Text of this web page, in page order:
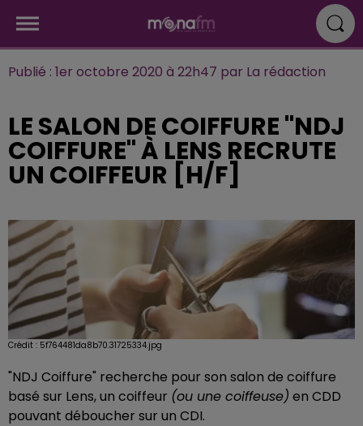
Publié : 1er octobre 2020 à 22h47 par La rédaction
LE SALON DE COIFFURE "NDJ
COIFFURE" À LENS RECRUTE
UN COIFFEUR [H/F]
Crédit : 5f764481da8b70.31725334.jpg
"NDJ Coiffure" recherche pour son salon de coiffure
basé sur Lens, un coiffeur (ou une coiffeuse) en CDD
pouvant déboucher sur un CDI.